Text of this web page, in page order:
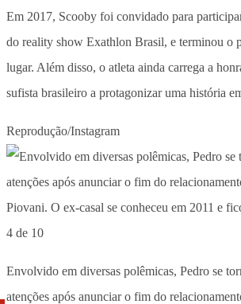
Em 2017, Scooby foi convidado para
do reality show Exathlon Brasil, e terminou o
lugar. Além disso, o atleta ainda carrega a
sufista brasileiro a protagonizar uma história
Reprodução/Instagram
4 de 10
Envolvido em diversas polêmicas, Pedro se
atenções após anunciar o fim do